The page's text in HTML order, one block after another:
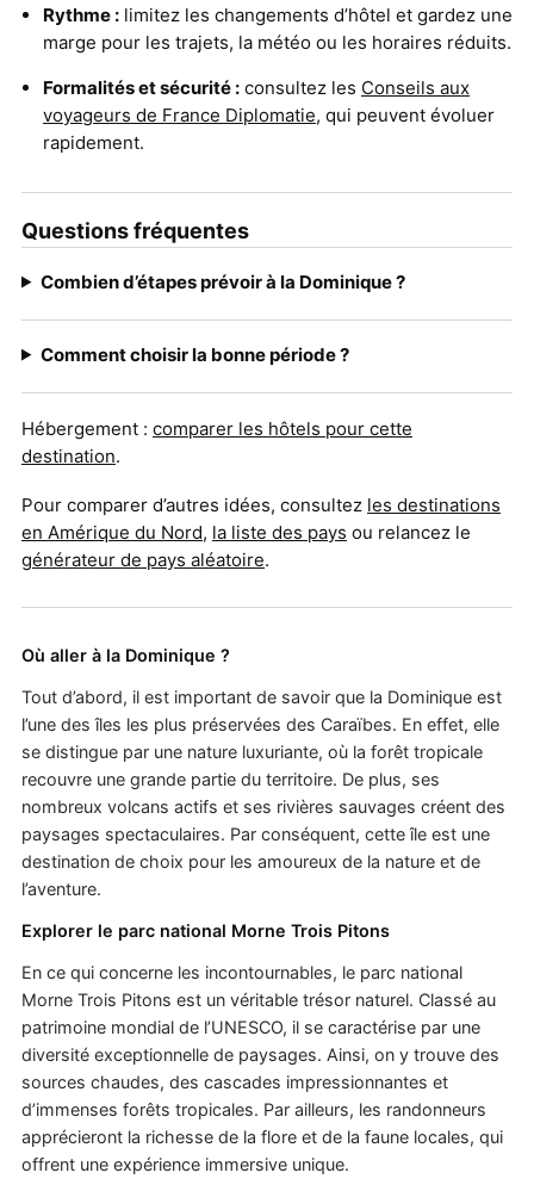
Rythme : limitez les changements d’hôtel et gardez une
marge pour les trajets, la météo ou les horaires réduits.
Formalités et sécurité : consultez les Conseils aux
voyageurs de France Diplomatie, qui peuvent évoluer
rapidement.
Questions fréquentes
Combien d’étapes prévoir à la Dominique ?
Comment choisir la bonne période ?
Hébergement : comparer les hôtels pour cette
destination.
Pour comparer d’autres idées, consultez les destinations
en Amérique du Nord, la liste des pays ou relancez le
générateur de pays aléatoire.
Où aller à la Dominique ?
Tout d’abord, il est important de savoir que la Dominique est
l’une des îles les plus préservées des Caraïbes. En effet, elle
se distingue par une nature luxuriante, où la forêt tropicale
recouvre une grande partie du territoire. De plus, ses
nombreux volcans actifs et ses rivières sauvages créent des
paysages spectaculaires. Par conséquent, cette île est une
destination de choix pour les amoureux de la nature et de
l’aventure.
Explorer le parc national Morne Trois Pitons
En ce qui concerne les incontournables, le parc national
Morne Trois Pitons est un véritable trésor naturel. Classé au
patrimoine mondial de l’UNESCO, il se caractérise par une
diversité exceptionnelle de paysages. Ainsi, on y trouve des
sources chaudes, des cascades impressionnantes et
d’immenses forêts tropicales. Par ailleurs, les randonneurs
apprécieront la richesse de la flore et de la faune locales, qui
offrent une expérience immersive unique.